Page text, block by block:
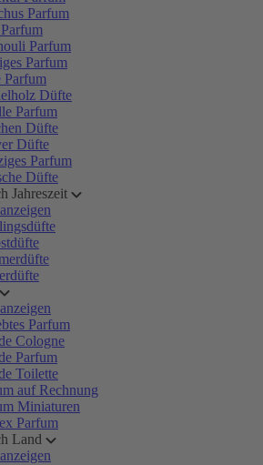
Parfum
Parfum
Parfum
Parfum
Düfte
Parfum
Düfte
Düfte
Parfum
Düfte
Jahreszeit
Parfum
Cologne
Parfum
Toilette
auf Rechnung
Miniaturen
Parfum
Land